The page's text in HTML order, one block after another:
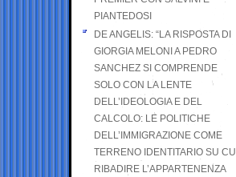
PIANTEDOSI
DE ANGELIS: “LA RISPOSTA DI
GIORGIA MELONI A PEDRO
SANCHEZ SI COMPRENDE
SOLO CON LA LENTE
DELL’IDEOLOGIA E DEL
CALCOLO: LE POLITICHE
DELL’IMMIGRAZIONE COME
TERRENO IDENTITARIO SU CUI
RIBADIRE L’APPARTENENZA